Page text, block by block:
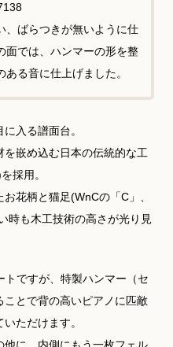
、ばらつきが無いように仕
面では、ハンマーの形を整
ある音に仕上げました。
入る譜面台。
嵌め込む日本の伝統的な工
採用。
花柄と猫足(WnCの「C」、
時も木工技術の高さが光り見
ですが、特製ハンマー（セ
ことで背の高いピアノに匹敵
ただけます。